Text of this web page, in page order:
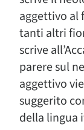
aggettivo al
tanti altri
scrive
parere sul
aggettivo
suggerito
della lingua